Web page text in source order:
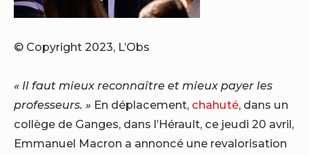
© Copyright 2023, L’Obs
« Il faut mieux reconnaître et mieux payer les
professeurs. » En déplacement, chahuté, dans un
collège de Ganges, dans l’Hérault, ce jeudi 20 avril,
Emmanuel Macron a annoncé une revalorisation